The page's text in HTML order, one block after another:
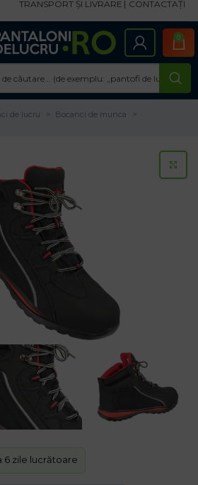
TRANSPORT ȘI LIVRARE CONTACTAȚI
0
de lucru
Bocanci de munca
6 zile lucrătoare